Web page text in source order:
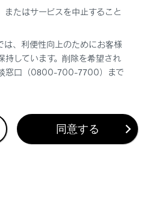
と
たか？
たはサービスを中止すること
は、利便性向上のためにお客様
持しています。削除を希望され
窓口（0800-700-7700）まで
同意する